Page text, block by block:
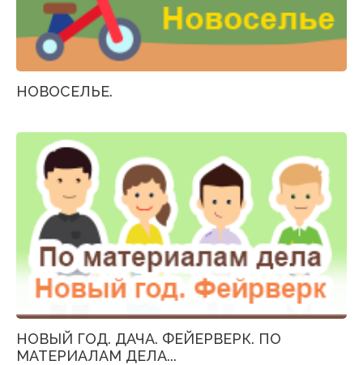
НОВОСЕЛЬЕ.
НОВЫЙ ГОД. ДАЧА. ФЕЙЕРВЕРК. ПО
МАТЕРИАЛАМ ДЕЛА...